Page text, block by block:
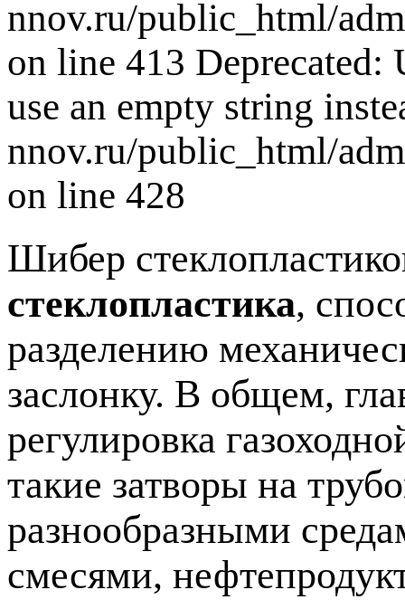
nnov.ru/public_html/
on line 413 Deprecated:
use an empty string
nnov.ru/public_html/
on line 428
Шибер
стеклопластика,
разделению
заслонку. В общем,
регулировка
такие затворы на
разнообразными
смесями,